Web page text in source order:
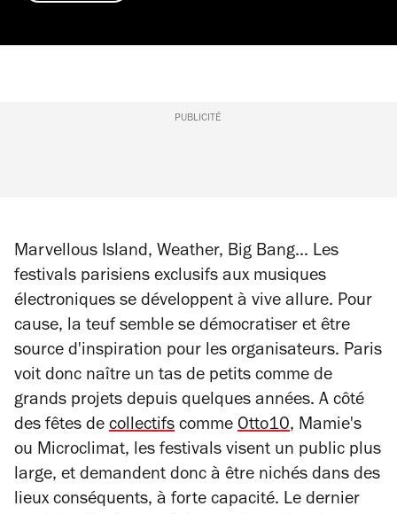
PUBLICITÉ
Marvellous Island, Weather, Big Bang... Les
festivals parisiens exclusifs aux musiques
électroniques se développent à vive allure. Pour
cause, la teuf semble se démocratiser et être
source d'inspiration pour les organisateurs. Paris
voit donc naître un tas de petits comme de
grands projets depuis quelques années. A côté
des fêtes de collectifs comme Otto10, Mamie's
ou Microclimat, les festivals visent un public plus
large, et demandent donc à être nichés dans des
lieux conséquents, à forte capacité. Le dernier